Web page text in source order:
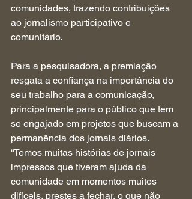
comunidades, trazendo contribuições
ao jornalismo participativo e
comunitário.
Para a pesquisadora, a premiação
resgata a confiança na importância do
seu trabalho para a comunicação,
principalmente para o público que tem
se engajado em projetos que buscam a
permanência dos jornais diários.
“Temos muitas histórias de jornais
impressos que tiveram ajuda da
comunidade em momentos muitos
difíceis, prestes a fechar, o que não